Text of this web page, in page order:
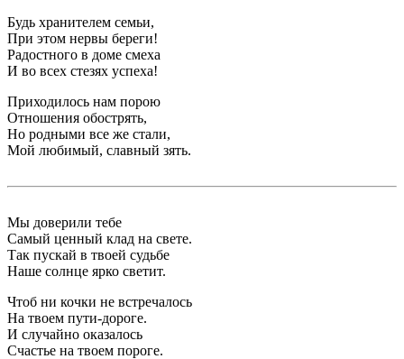
Будь хранителем семьи,
При этом нервы береги!
Радостного в доме смеха
И во всех стезях успеха!
Приходилось нам порою
Отношения обострять,
Но родными все же стали,
Мой любимый, славный зять.
Мы доверили тебе
Самый ценный клад на свете.
Так пускай в твоей судьбе
Наше солнце ярко светит.
Чтоб ни кочки не встречалось
На твоем пути-дороге.
И случайно оказалось
Счастье на твоем пороге.